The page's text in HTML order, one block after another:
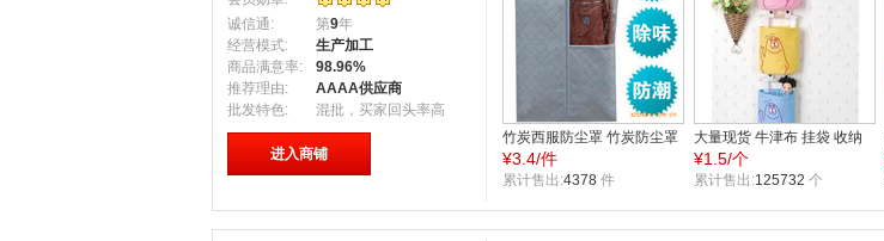
诚信通:
第9年
经营模式:
生产加工
商品满意率:
98.96%
推荐理由:
AAAA供应商
批发特色:
混批，买家回头率高
进入商铺
竹炭西服防尘罩 竹炭防尘罩
西服罩 衣物罩 小号
¥3.4/件
累计售出:4378 件
大量现货 牛津布 挂袋 收纳
挂包 收纳储物袋 五彩收纳袋
¥1.5/个
累计售出:125732 个